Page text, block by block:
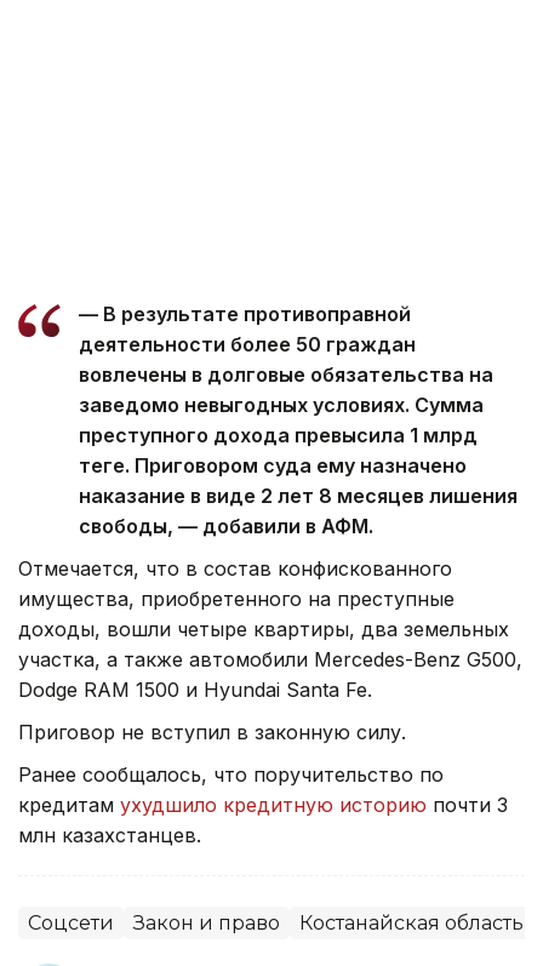
— В результате противоправной
деятельности более 50 граждан
вовлечены в долговые обязательства на
заведомо невыгодных условиях. Сумма
преступного дохода превысила 1 млрд
теңге. Приговором суда ему назначено
наказание в виде 2 лет 8 месяцев лишения
свободы, — добавили в АФМ.
Отмечается, что в состав конфискованного
имущества, приобретенного на преступные
доходы, вошли четыре квартиры, два земельных
участка, а также автомобили Mercedes-Benz G500,
Dodge RAM 1500 и Hyundai Santa Fe.
Приговор не вступил в законную силу.
Ранее сообщалось, что поручительство по
кредитам ухудшило кредитную историю почти 3
млн казахстанцев.
Соцсети Закон и право Костанайская область